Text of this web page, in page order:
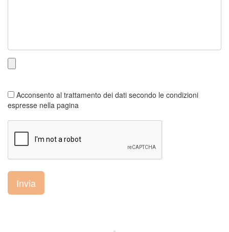
Acconsento al trattamento dei dati secondo le condizioni
espresse nella pagina
Invia